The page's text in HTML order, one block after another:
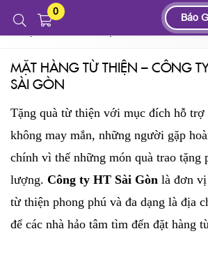
0
Báo
Tin tức
MẶT HÀNG TỪ THIỆN – CÔNG TY PHÂN
MẶT HÀNG TỪ THIỆN – CÔNG
SÀI GÒN
Tặng quà từ thiện với mục đích hỗ
không may mắn, những người gặp
chính vì thế những món quà trao tặng
lượng. Công ty HT Sài Gòn là đơn vị
từ thiện phong phú và đa dạng là địa
để các nhà hảo tâm tìm đến đặt hàng